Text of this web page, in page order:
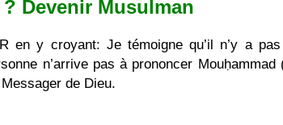
Devenir Musulman
en y croyant: Je témoigne qu’il n’y a
n’arrive pas à prononcer
de Dieu.